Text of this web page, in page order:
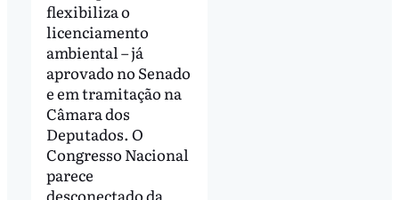
flexibiliza o
licenciamento
ambiental – já
aprovado no Senado
e em tramitação na
Câmara dos
Deputados. O
Congresso Nacional
parece
desconectado da